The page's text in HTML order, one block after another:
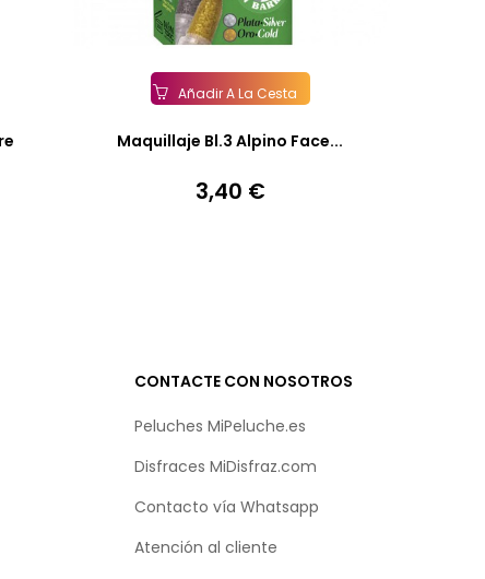
Añadir A La Cesta
Maquillaje Bl.3 Alpino Face...
Precio
3,40 €
CONTACTE CON NOSOTROS
Peluches MiPeluche.es
Disfraces MiDisfraz.com
Contacto vía Whatsapp
Atención al cliente